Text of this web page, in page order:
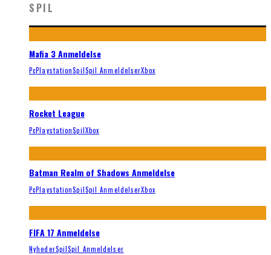
SPIL
Mafia 3 Anmeldelse
PcPlaystationSpilSpil AnmeldelserXbox
Rocket League
PcPlaystationSpilXbox
Batman Realm of Shadows Anmeldelse
PcPlaystationSpilSpil AnmeldelserXbox
FIFA 17 Anmeldelse
NyhederSpilSpil Anmeldelser